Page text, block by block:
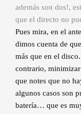
además son dos!,
que el directo no
Pues mira, en el
dimos cuenta de
más que en el
contrario, minimizar
que notes que no
algunos casos son
batería… que es